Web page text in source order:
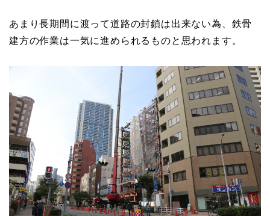
あまり長期間に渡って道路の封鎖は出来ない為、鉄骨
建方の作業は一気に進められるものと思われます。